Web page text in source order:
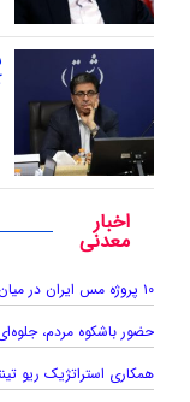
اخبار
معدنی
۱۰ پروژه مس ایران در میان ۵۱ پروژه توسعه‌ای مس جهان
حضور باشکوه مردم،
همکاری استراتژیک ریو